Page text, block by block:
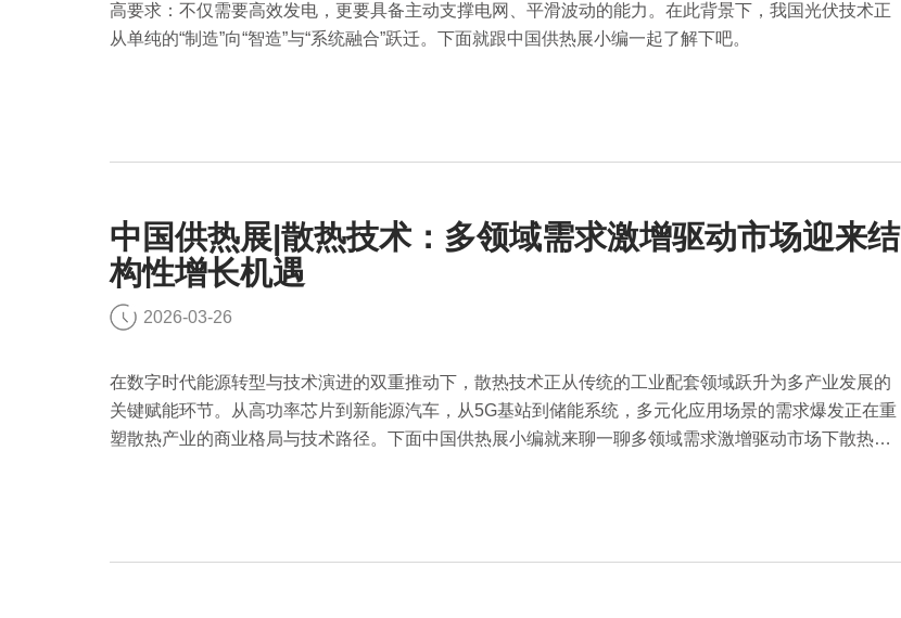
高要求：不仅需要高效发电，更要具备主动支撑电网、平滑波动的能力。在此背景下，我国光伏技术正
从单纯的“制造”向“智造”与“系统融合”跃迁。下面就跟中国供热展小编一起了解下吧。
中国供热展|散热技术：多领域需求激增驱动市场迎来结
构性增长机遇
2026-03-26
在数字时代能源转型与技术演进的双重推动下，散热技术正从传统的工业配套领域跃升为多产业发展的
关键赋能环节。从高功率芯片到新能源汽车，从5G基站到储能系统，多元化应用场景的需求爆发正在重
塑散热产业的商业格局与技术路径。下面中国供热展小编就来聊一聊多领域需求激增驱动市场下散热技